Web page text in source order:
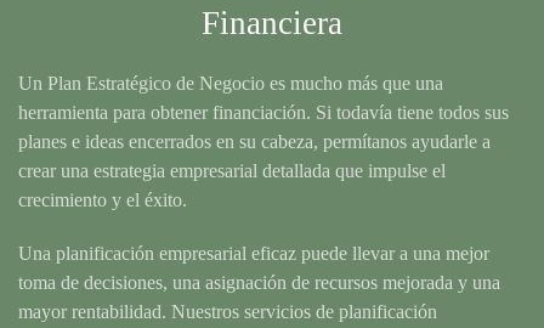
Financiera
Un Plan Estratégico de Negocio es mucho más que una
herramienta para obtener financiación. Si todavía tiene todos sus
planes e ideas encerrados en su cabeza, permítanos ayudarle a
crear una estrategia empresarial detallada que impulse el
crecimiento y el éxito.
Una planificación empresarial eficaz puede llevar a una mejor
toma de decisiones, una asignación de recursos mejorada y una
mayor rentabilidad. Nuestros servicios de planificación